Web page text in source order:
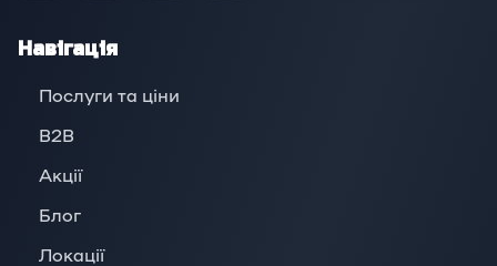
Навігація
Послуги та ціни
B2B
Акції
Блог
Локації